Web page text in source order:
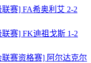
联赛] FA希奥利艾 2-2
联赛] FK迪祖戈斯 1-2
联赛资格赛] 阿尔达克尔